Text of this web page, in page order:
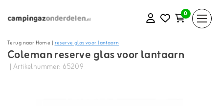
0
Terug naar Home |reserve glas voor lantaarn
Coleman reserve glas voor lantaarn
| Artikelnummer: 65209